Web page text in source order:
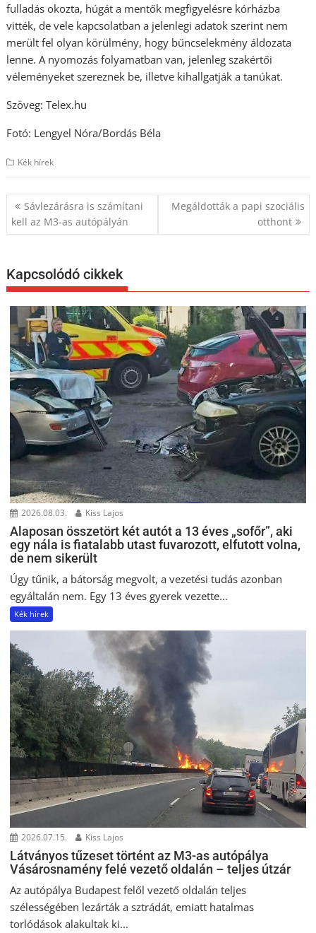
fulladás okozta, húgát a mentők megfigyelésre kórházba
vitték, de vele kapcsolatban a jelenlegi adatok szerint nem
merült fel olyan körülmény, hogy bűncselekmény áldozata
lenne. A nyomozás folyamatban van, jelenleg szakértői
véleményeket szereznek be, illetve kihallgatják a tanúkat.
Szöveg: Telex.hu
Fotó: Lengyel Nóra/Bordás Béla
Kék hírek
Bejegyzés
navigáció
Sávlezárásra is számítani
kell az M3-as autópályán
Megáldották a papi szociális
otthont
Kapcsolódó cikkek
2026.08.03. Kiss Lajos
Alaposan összetört két autót a 13 éves „sofőr”, aki
egy nála is fiatalabb utast fuvarozott, elfutott volna,
de nem sikerült
Úgy tűnik, a bátorság megvolt, a vezetési tudás azonban
egyáltalán nem. Egy 13 éves gyerek vezette...
Kék hírek
2026.07.15. Kiss Lajos
Látványos tűzeset történt az M3-as autópálya
Vásárosnamény felé vezető oldalán – teljes útzár
Az autópálya Budapest felől vezető oldalán teljes
szélességében lezárták a sztrádát, emiatt hatalmas
torlódások alakultak ki...